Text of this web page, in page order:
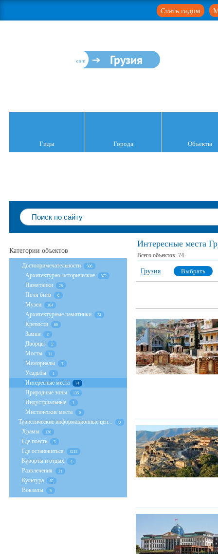
Стать гидом
Грузия
Гиды Города Объекты
Интересные места
Всего объектов: 74
Грузия Выбрать
Категории объектов
Достопримечательности 506
Архитектурно-исторические 372
Памятники 28
Поля битв 0
Музеи 164
Архитектурные памятники 24
Крепости 60
Замки 3
Дворцы 5
Мосты 11
Мемориалы 3
Усадьбы 1
Интересные места 74
Природные зоны 135
Индустриальные 1
Мистические места 0
Туристические информационные цен... 0
Храмы 126
Где поесть 3
Где остановиться 3215
Курорты и отдых 4
Развлечения 21
Культура 87
Вокзалы 5